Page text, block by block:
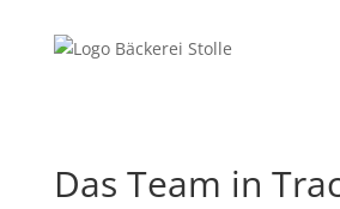
Das Team in